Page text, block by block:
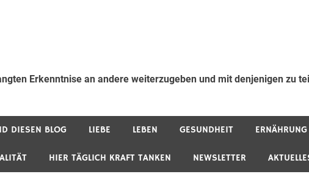
Erkenntnise an andere weiterzugeben und mit denjenigen zu
DIESEN BLOG LIEBE LEBEN GESUNDHEIT ERNÄHRUNG
HIER TÄGLICH KRAFT TANKEN NEWSLETTER